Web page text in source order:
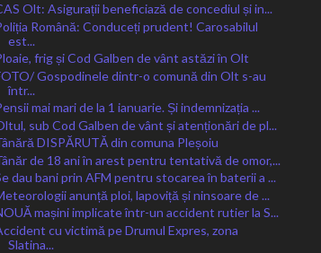
Olt: Asigurații beneficiază de concediul și in...
Română: Conduceți prudent! Carosabilul
est...
frig și Cod Galben de vânt astăzi în Olt
Gospodinele dintr-o comună din Olt s-au
într...
mai mari de la 1 ianuarie. Și indemnizația ...
sub Cod Galben de vânt și atenționări de pl...
DISPĂRUTĂ din comuna Pleșoiu
de 18 ani în arest pentru tentativă de omor,...
dau bani prin AFM pentru stocarea în baterii a ...
anunță ploi, lapoviță și ninsoare de ...
mașini implicate într-un accident rutier la S...
cu victimă pe Drumul Expres, zona
Slatina...